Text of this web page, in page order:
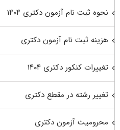
نحوه ثبت نام آزمون دکتری ۱۴۰۴
هزینه ثبت نام آزمون دکتری
تغییرات کنکور دکتری ۱۴۰۴
تغییر رشته در مقطع دکتری
محرومیت آزمون دکتری